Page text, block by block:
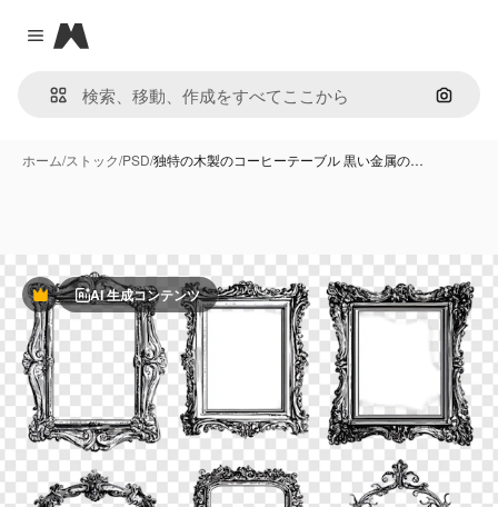
Close menu
Magnific
画像で
ホーム/ストック/PSD/独特の木製のコーヒーテーブル 黒い金属の…
PremiumAI 生成コンテンツ